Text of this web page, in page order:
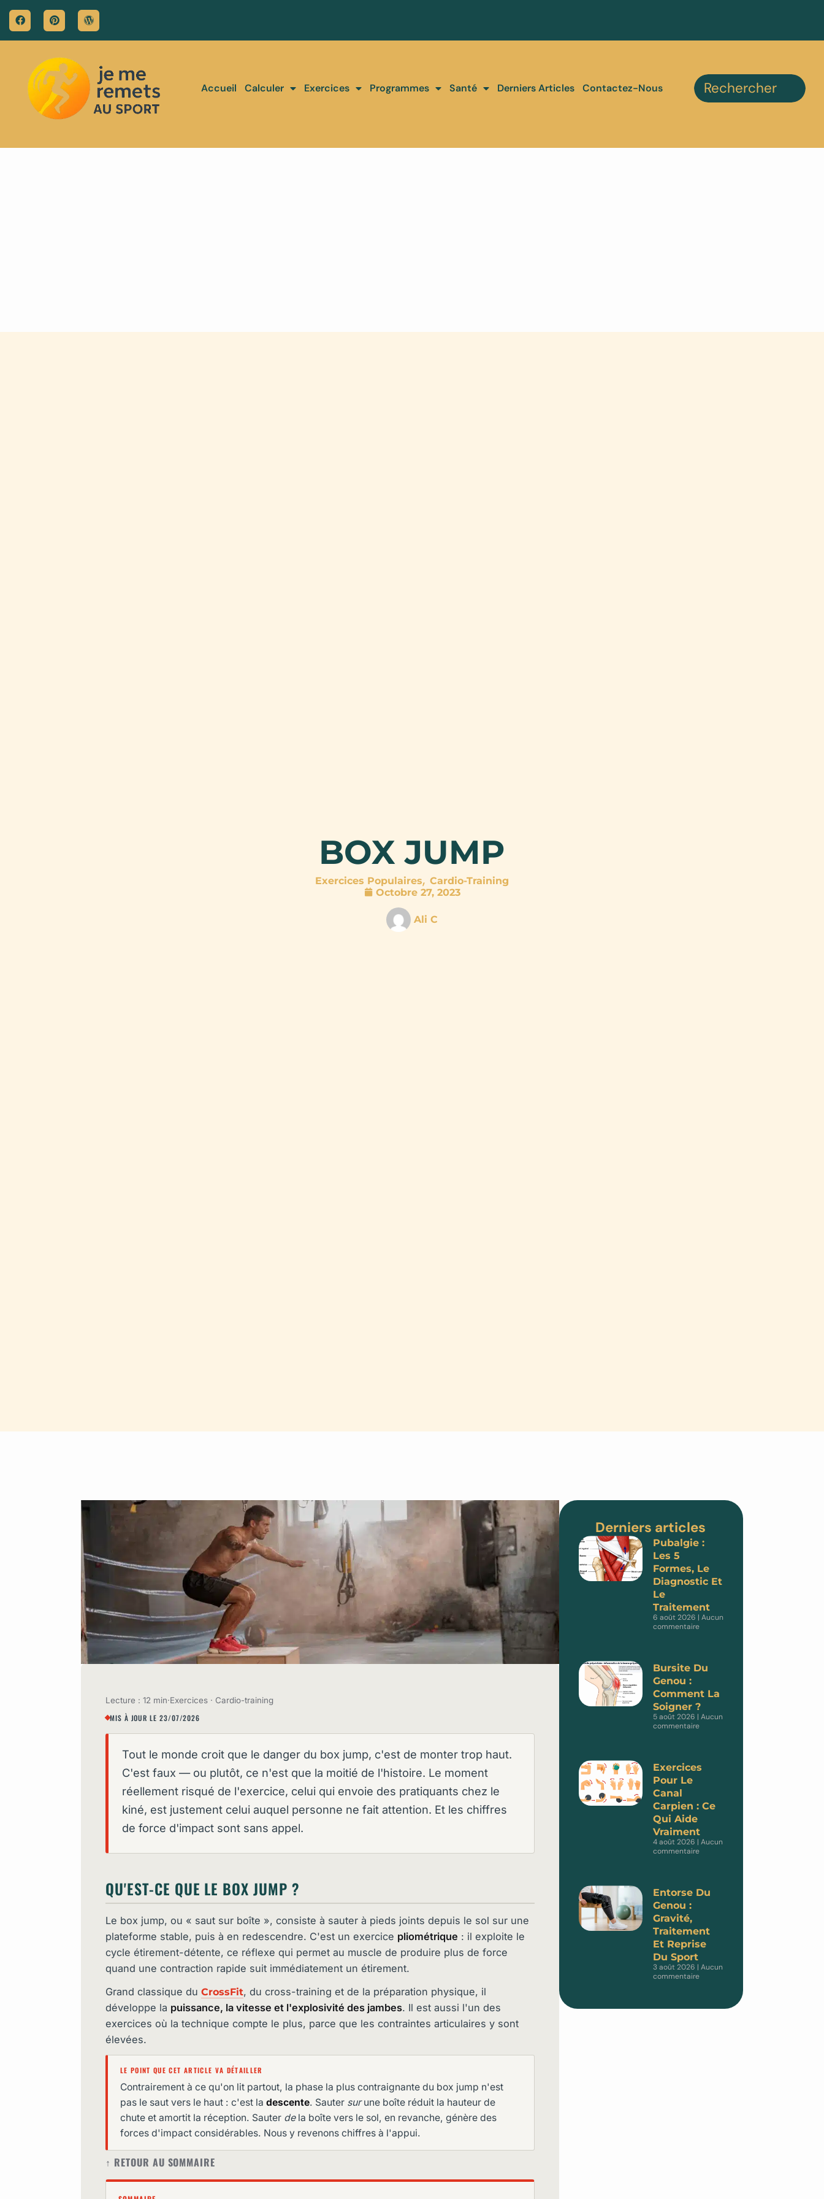
Accueil Calculer Exercices Programmes Santé Derniers Articles Contactez-Nous
BOX JUMP
Exercices Populaires, Cardio-Training
Octobre 27, 2023
Ali C
Lecture : 12 min·Exercices · Cardio-training
MIS À JOUR LE 23/07/2026
Tout le monde croit que le danger du box jump, c'est de monter trop haut.
C'est faux — ou plutôt, ce n'est que la moitié de l'histoire. Le moment
réellement risqué de l'exercice, celui qui envoie des pratiquants chez le
kiné, est justement celui auquel personne ne fait attention. Et les chiffres
de force d'impact sont sans appel.
QU'EST-CE QUE LE BOX JUMP ?
Le box jump, ou « saut sur boîte », consiste à sauter à pieds joints depuis le sol sur une
plateforme stable, puis à en redescendre. C'est un exercice pliométrique : il exploite le
cycle étirement-détente, ce réflexe qui permet au muscle de produire plus de force
quand une contraction rapide suit immédiatement un étirement.
Grand classique du CrossFit, du cross-training et de la préparation physique, il
développe la puissance, la vitesse et l'explosivité des jambes. Il est aussi l'un des
exercices où la technique compte le plus, parce que les contraintes articulaires y sont
élevées.
LE POINT QUE CET ARTICLE VA DÉTAILLER
Contrairement à ce qu'on lit partout, la phase la plus contraignante du box jump n'est
pas le saut vers le haut : c'est la descente. Sauter surune boîte réduit la hauteur de
chute et amortit la réception. Sauter dela boîte vers le sol, en revanche, génère des
forces d'impact considérables. Nous y revenons chiffres à l'appui.
↑ RETOUR AU SOMMAIRE
Derniers articles
Pubalgie :
Les 5
Formes, Le
Diagnostic Et
Le
Traitement
6 août 2026
Aucun
commentaire
Bursite Du
Genou :
Comment La
Soigner ?
5 août 2026
Aucun
commentaire
Exercices
Pour Le
Canal
Carpien : Ce
Qui Aide
Vraiment
4 août 2026
Aucun
commentaire
Entorse Du
Genou :
Gravité,
Traitement
Et Reprise
Du Sport
3 août 2026
Aucun
commentaire